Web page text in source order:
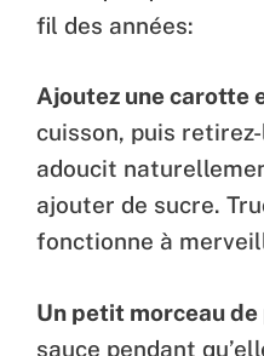
fil des années:
Ajoutez une carotte
cuisson, puis
adoucit
ajouter de sucre.
fonctionne à
Un petit morceau
sauce pendant